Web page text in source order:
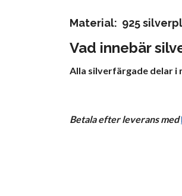
Material: 925
Vad innebär
Alla silverfärgade delar i
Betala efter leverans med